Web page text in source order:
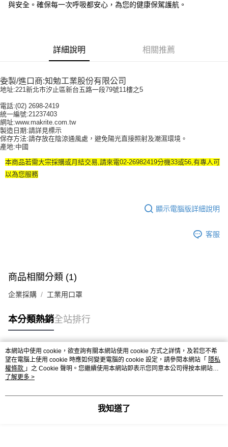
與安全。確保每一次呼吸都安心，為您的健康保駕護航。
詳細說明 相關推薦
委製/進口商:知勉工業股份有限公司
地址:221新北市汐止區新台五路一段79號11樓之5
電話:(02) 2698-2419
統一編號:21237403
網址:www.makrite.com.tw
製造日期:請詳見標示
保存方法:請存放在陰涼通風處，避免陽光直接照射及潮濕環境。
產地:中國
本商品若需大宗採購或月結交易,請來電02-26982419分機33或56,有專人可
以為您服務
顯示電腦版詳細說明
客服
商品相關分類 (1)
企業採購 工業用口罩
本分類熱銷全站排行
熱門標籤
本網站中使用 cookie，欲查詢有關本網站使用 cookie 方式之詳情，及若您不希
望在電腦上使用 cookie 時應如何變更電腦的 cookie 設定，請參閱本網站「 隱私
權條款 」之 Cookie 聲明。您繼續使用本網站即表示您同意本公司得按本網站使
用條款之 Cookie 聲明使用 cookie。
了解更多 >
我知道了